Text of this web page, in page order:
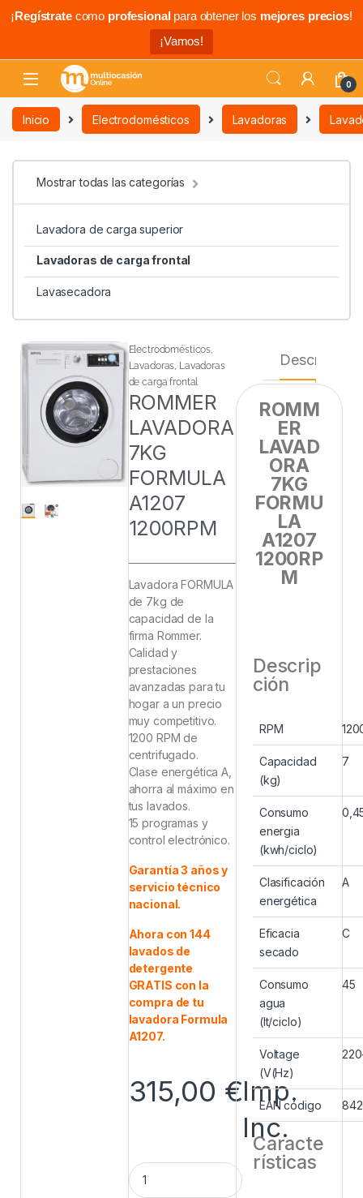
¡Regístratecomo profesionalpara obtener los mejores precios!
¡Vamos!
0
Inicio Electrodomésticos Lavadoras
Mostrar todas las categorías
Lavadora de carga superior
Lavadoras de carga frontal
Lavasecadora
Electrodomésticos,
Lavadoras, Lavadoras
de carga frontal
ROMMER
LAVADORA
7KG
FORMULA
A1207
1200RPM
Lavadora FORMULA
de 7kg de
capacidad de la
firma Rommer.
Calidad y
prestaciones
avanzadas para tu
hogar a un precio
muy competitivo.
1200 RPM de
centrifugado.
Clase energética A,
ahorra al máximo en
tus lavados.
15 programas y
control electrónico.
Garantía 3 años y
servicio técnico
nacional.
Ahora con 144
lavados de
detergente
GRATIS con la
compra de tu
lavadora Formula
A1207.
315,00 €Imp.
Inc.
Descripción
ROMM
ER
LAVAD
ORA
7KG
FORMU
LA
A1207
1200RP
M
Descrip
ción
RPM
Capacidad
(kg)
7
Consumo
energia
(kwh/ciclo)
Clasificación
energética
A
Eficacia
secado
C
Consumo
agua
(lt/ciclo)
45
Voltage
(V(Hz)
EAN código
Caracte
rísticas